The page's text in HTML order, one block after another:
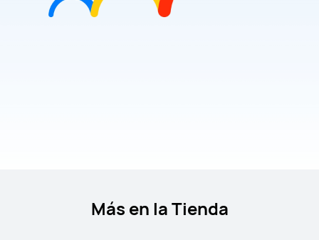
Más en la Tienda